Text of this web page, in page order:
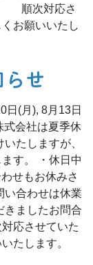
順次対応さ
お願いいたし
せ
日(月), 8月13日
式会社は夏季休
たしますが、
す。 ・休日中
せもお休みさ
い合わせは休業
きましたお問合
応させていた
たします。